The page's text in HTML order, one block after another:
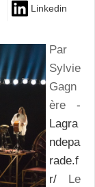
Linkedin
Par
Sylvie
Gagn
ère -
Lagra
ndepa
rade.f
r/ Le